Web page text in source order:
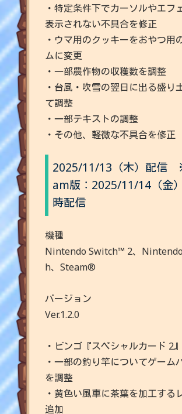
・特定条件下でカーソルやエフ
表示されない不具合を修正
・ウマ用のクッキーをおやつ用
ムに変更
・一部農作物の収穫数を調整
・台風・吹雪の翌日に出る盛り
て調整
・一部テキストの調整
・その他、軽微な不具合を修正
2025/11/13（木）配信
am版：2025/11/14（金
時配信
機種
Nintendo Switch™ 2、
h、Steam®
バージョン
Ver.1.2.0
・ビンゴ『スペシャルカード 2
・一部の釣り竿についてゲーム
を調整
・黄色い風車に茶葉を加工する
追加